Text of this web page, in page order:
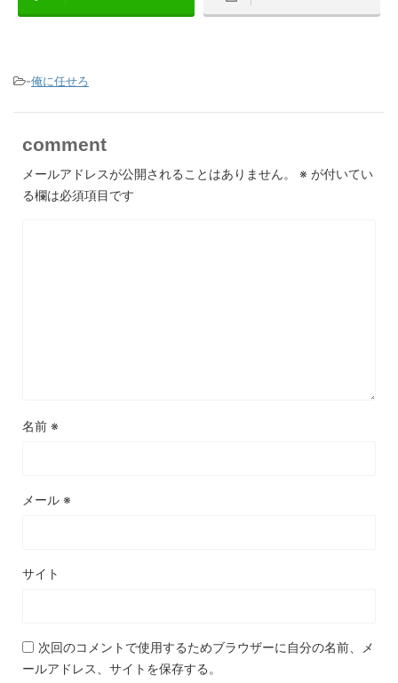
-俺に任せろ
comment
メールアドレスが公開されることはありません。 ※ が付いてい
る欄は必須項目です
名前 ※
メール ※
サイト
次回のコメントで使用するためブラウザーに自分の名前、メ
ールアドレス、サイトを保存する。